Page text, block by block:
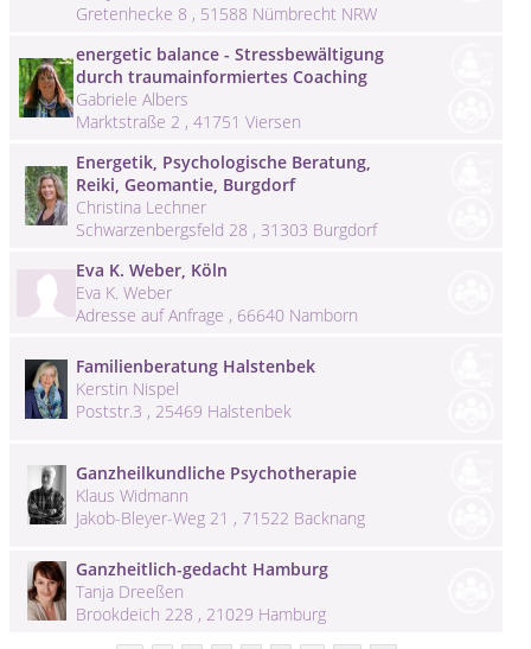
Gretenhecke 8 , 51588 Nümbrecht NRW
energetic balance - Stressbewältigung
durch traumainformiertes Coaching
Gabriele Albers
Marktstraße 2 , 41751 Viersen
Energetik, Psychologische Beratung,
Reiki, Geomantie, Burgdorf
Christina Lechner
Schwarzenbergsfeld 28 , 31303 Burgdorf
Eva K. Weber, Köln
Eva K. Weber
Adresse auf Anfrage , 66640 Namborn
Familienberatung Halstenbek
Kerstin Nispel
Poststr.3 , 25469 Halstenbek
Ganzheilkundliche Psychotherapie
Klaus Widmann
Jakob-Bleyer-Weg 21 , 71522 Backnang
Ganzheitlich-gedacht Hamburg
Tanja Dreeßen
Brookdeich 228 , 21029 Hamburg